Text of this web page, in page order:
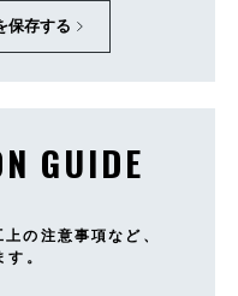
保存する
GUIDE
の注意事項など、
。